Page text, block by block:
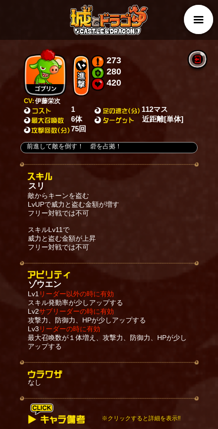
CV: 伊藤栄次
273
280
420
1
6体
75回
112マス
近距離[単体]
前進して敵を倒す！ 砦を占拠！
スリ
敵からキーンを盗む
LvUPで威力と盗む金額が増す
フリー対戦では不可
スキルLv11で
威力と盗む金額が上昇
フリー対戦では不可
ゾウエン
Lv1 リーダー以外の時に有効
スキル発動率が少しアップする
Lv2サブリーダーの時に有効
攻撃力、防御力、HPが少しアップする
Lv3リーダーの時に有効
最大召喚数が１体増え、攻撃力、防御力、HPが少し
アップする
なし
※クリックすると詳細を表示!!